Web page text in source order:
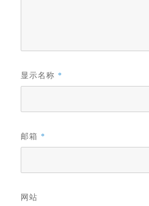
显示名称 *
邮箱 *
网站